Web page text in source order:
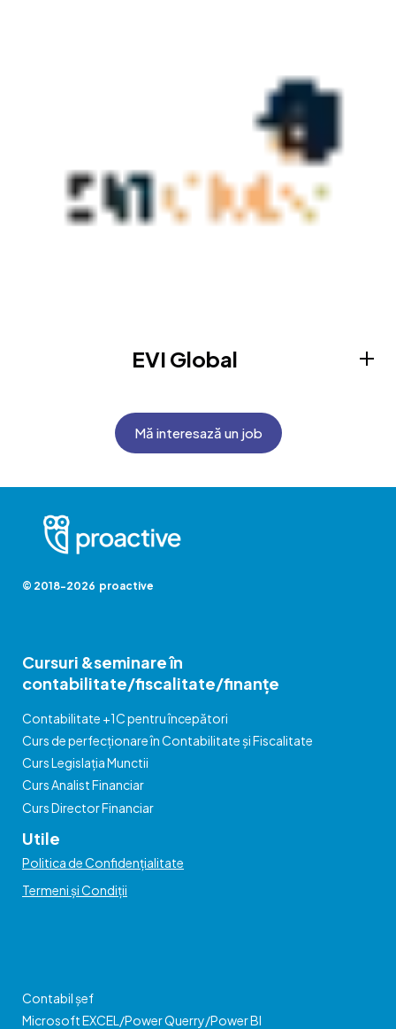
EVI Global
Mă interesază un job
© 2018-2026 proactive
Cursuri &seminare în
contabilitate/fiscalitate/finanțe
Contabilitate +1C pentru începători
Curs de perfecționare în Contabilitate și Fiscalitate
Curs Legislația Munctii
Curs Analist Financiar
Curs Director Financiar
Utile
Politica de Confidențialitate
Termeni și Condiții
Contabil șef
Microsoft EXCEL/Power Querry/Power BI